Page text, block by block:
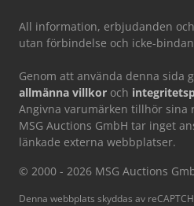
All information, erbjudanden
utan förbindelse och icke-
Genom att använda denna sida
allmänna villkor och
Angivna varumärken tillhör sina
MSG Auctions GmbH tar inget
länkade externa webbplatser.
© 2000 - 2026 MSG Auctions
Denna webbplats skyddas av